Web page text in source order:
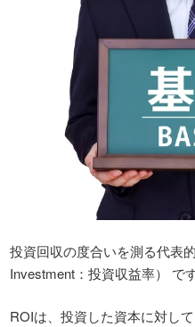
投資回収の度合いを測る代表
Investment：投資収益率） です
ROIは、投資した資本に対し